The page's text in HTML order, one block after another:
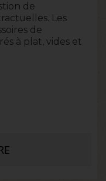
de
Les
de
à plat, vides et